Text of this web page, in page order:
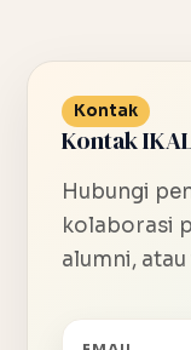
Kontak
Kontak
Hubungi
kolaborasi
alumni,